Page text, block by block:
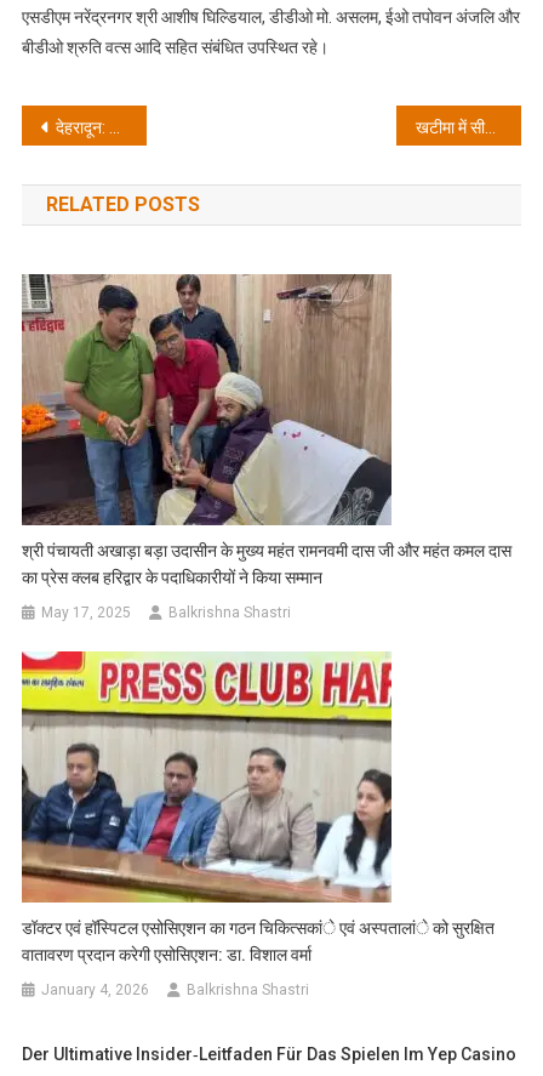
एसडीएम नरेंद्रनगर श्री आशीष घिल्डियाल, डीडीओ मो. असलम, ईओ तपोवन अंजलि और
बीडीओ श्रुति वत्स आदि सहित संबंधित उपस्थित रहे।
Post
navigation
देहरादून: सीएम धामी ने 9.74 लाख लाभार्थियों को वन-क्लिक से भेजी ₹176.59 करोड़ की पेंशन; बोले- नीति आयोग के सूचकांक में देश में अव्वल है उत्तराखंड खटीमा में सीएम धामी ने सुनीं जनसमस्याएं; पर्यावरण दिवस पर किया पौधारोपण, जिले में लगेंगे 4 लाख पौधे
RELATED POSTS
श्री पंचायती अखाड़ा बड़ा उदासीन के मुख्य महंत रामनवमी दास जी और महंत कमल दास
का प्रेस क्लब हरिद्वार के पदाधिकारीयों ने किया सम्मान
May 17, 2025 Balkrishna Shastri
डॉक्टर एवं हॉस्पिटल एसोसिएशन का गठन चिकित्सकांे एवं अस्पतालांे को सुरक्षित
वातावरण प्रदान करेगी एसोसिएशन: डा. विशाल वर्मा
January 4, 2026 Balkrishna Shastri
Der Ultimative Insider‑Leitfaden Für Das Spielen Im Yep Casino